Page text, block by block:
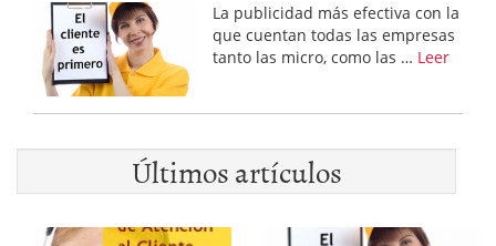
La publicidad más efectiva con la
que cuentan todas las empresas
tanto las micro, como las … Leer
Últimos artículos